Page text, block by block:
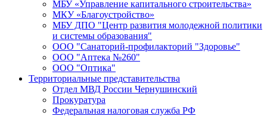
МБУ «Управление капитального строительства»
МКУ «Благоустройство»
МБУ ДПО "Центр развития молодежной политики
и системы образования"
ООО "Санаторий-профилакторий "Здоровье"
ООО "Аптека №260"
ООО "Оптика"
Территориальные представительства
Отдел МВД России Чернушинский
Прокуратура
Федеральная налоговая служба РФ